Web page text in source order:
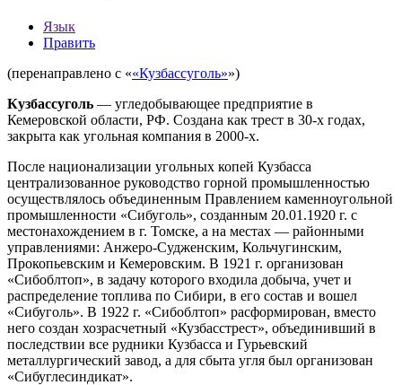
Язык
Править
(перенаправлено с ««Кузбассуголь»»)
Кузбассуголь — угледобывающее предприятие в
Кемеровской области, РФ. Создана как трест в 30-х годах,
закрыта как угольная компания в 2000-х.
После национализации угольных копей Кузбасса
централизованное руководство горной промышленностью
осуществлялось объединенным Правлением каменноугольной
промышленности «Сибуголь», созданным 20.01.1920 г. с
местонахождением в г. Томске, а на местах — районными
управлениями: Анжеро-Судженским, Кольчугинским,
Прокопьевским и Кемеровским. В 1921 г. организован
«Сибоблтоп», в задачу которого входила добыча, учет и
распределение топлива по Сибири, в его состав и вошел
«Сибуголь». В 1922 г. «Сибоблтоп» расформирован, вместо
него создан хозрасчетный «Кузбасстрест», объединивший в
последствии все рудники Кузбасса и Гурьевский
металлургический завод, а для сбыта угля был организован
«Сибуглесиндикат».